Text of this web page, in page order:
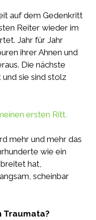
auf dem Gedenkritt
Reiter wieder im
Jahr für Jahr
ihrer Ahnen und
Die nächste
sie sind stolz
ersten Ritt.
mehr und mehr das
wie ein
hat,
scheinbar
Traumata?